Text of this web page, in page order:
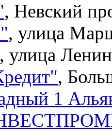
, Невский
", улица
, улица
",
1